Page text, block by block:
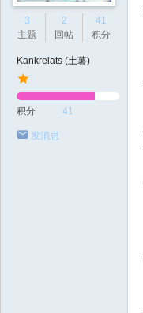
3
主题
2
回帖
41
积分
Kankrelats (土薯)
积分 41
发消息